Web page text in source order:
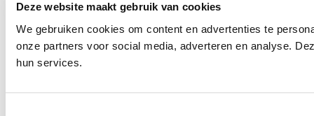
Deze website maakt gebruik van cookies
We gebruiken cookies om content en advertenties te
onze partners voor social media, adverteren en analyse.
hun services.